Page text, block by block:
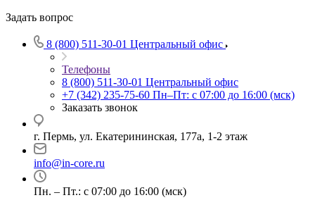
Задать вопрос
8 (800) 511-30-01 Центральный офис
Телефоны
8 (800) 511-30-01 Центральный офис
+7 (342) 235-75-60 Пн–Пт: с 07:00 до 16:00 (мск)
Заказать звонок
г. Пермь, ул. ​Екатерининская, 177а, ​1-2 этаж
info@in-core.ru
Пн. – Пт.: с 07:00 до 16:00 (мск)